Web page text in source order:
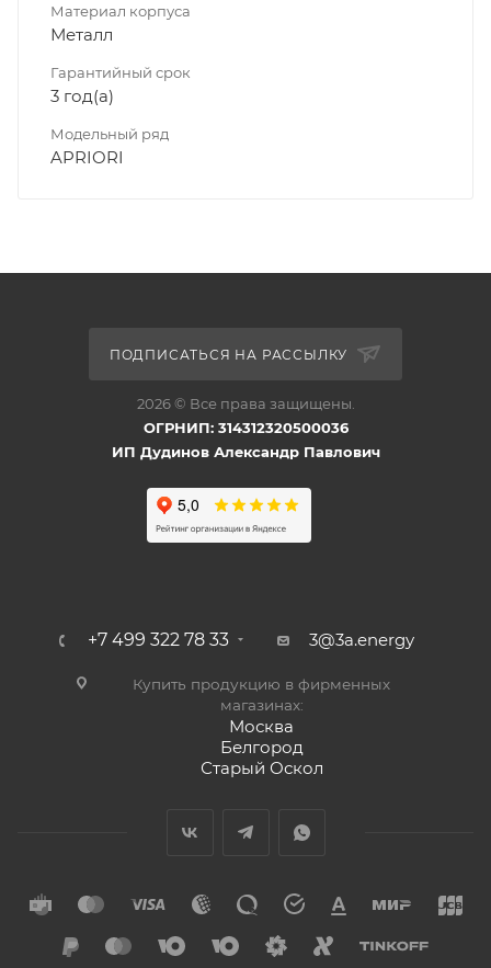
Материал корпуса
Металл
Гарантийный срок
3 год(а)
Модельный ряд
APRIORI
ПОДПИСАТЬСЯ НА РАССЫЛКУ
2026 © Все права защищены.
ОГРНИП: 314312320500036
ИП Дудинов Александр Павлович
+7 499 322 78 33 3@3a.energy
Купить продукцию в фирменных
магазинах:
Москва
Белгород
Старый Оскол